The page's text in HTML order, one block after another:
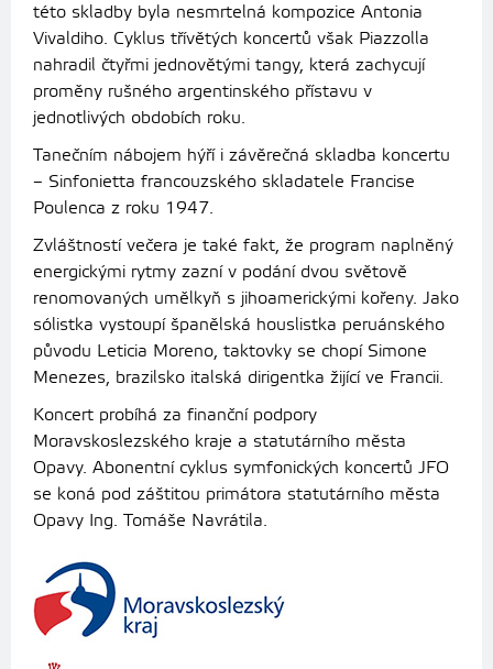
této skladby byla nesmrtelná kompozice Antonia
Vivaldiho. Cyklus třívětých koncertů však Piazzolla
nahradil čtyřmi jednovětými tangy, která zachycují
proměny rušného argentinského přístavu v
jednotlivých obdobích roku.
Tanečním nábojem hýří i závěrečná skladba koncertu
– Sinfonietta francouzského skladatele Francise
Poulenca z roku 1947.
Zvláštností večera je také fakt, že program naplněný
energickými rytmy zazní v podání dvou světově
renomovaných umělkyň s jihoamerickými kořeny. Jako
sólistka vystoupí španělská houslistka peruánského
původu Leticia Moreno, taktovky se chopí Simone
Menezes, brazilsko italská dirigentka žijící ve Francii.
Koncert probíhá za finanční podpory
Moravskoslezského kraje a statutárního města
Opavy. Abonentní cyklus symfonických koncertů JFO
se koná pod záštitou primátora statutárního města
Opavy Ing. Tomáše Navrátila.